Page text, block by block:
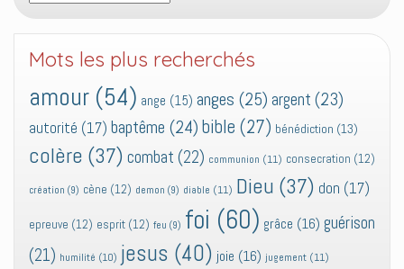
Mots les plus recherchés
amour (54) ange (15) anges (25) argent (23)
autorité (17) baptême (24) bible (27) bénédiction (13)
colère (37) combat (22) communion (11) consecration (12)
création (9) cène (12) demon (9) diable (11) Dieu (37) don (17)
epreuve (12) esprit (12) feu (9) foi (60) grâce (16) guérison
(21) humilité (10) jesus (40) joie (16) jugement (11)